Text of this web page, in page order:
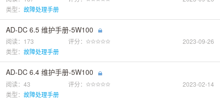
类型： 故障处理手册
AD-DC 6.5 维护手册-5W100
阅读：173 评分：
2023-09-26
类型： 故障处理手册
AD-DC 6.4 维护手册-5W100
阅读：43 评分：
2023-02-14
类型： 故障处理手册